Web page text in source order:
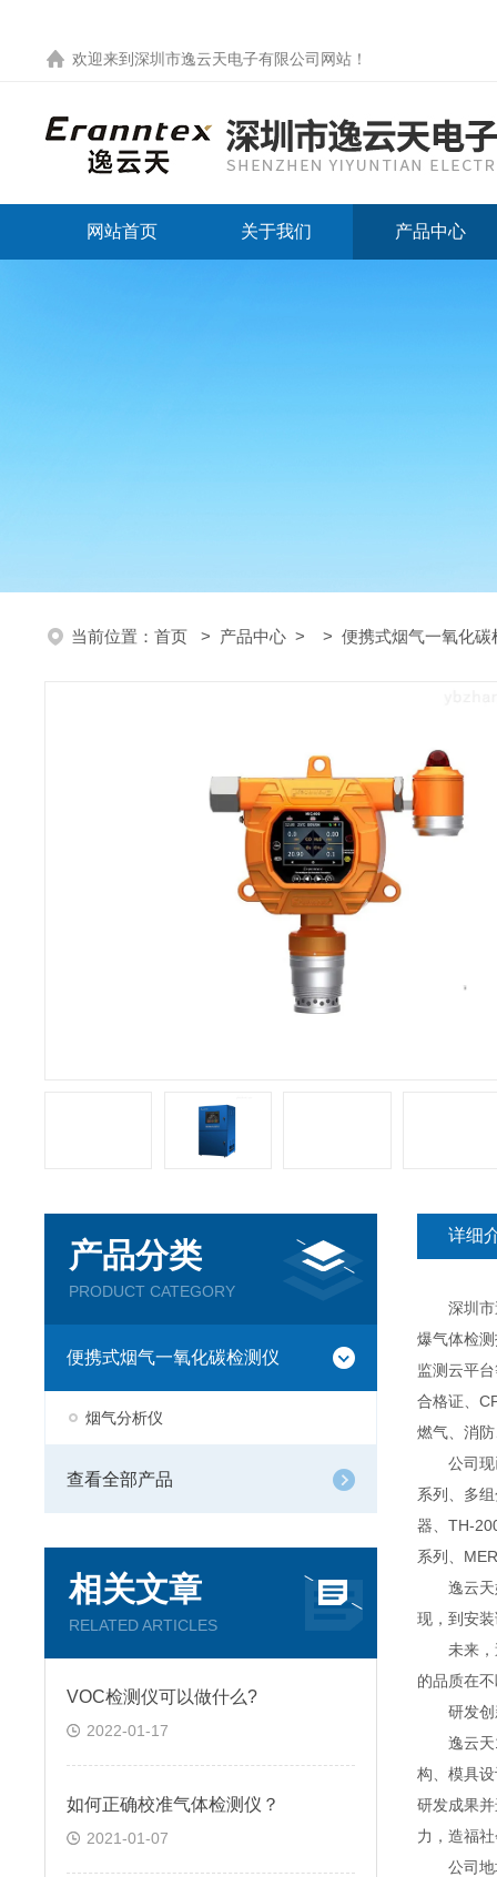
欢迎来到 深圳市逸云天电子有限公司网站 ！
网站首页 关于我们 产品中心
当前位置： 首页 > 产品中心 > > 便携式烟气一氧化碳
产品分类
PRODUCT CATEGORY
便携式烟气一氧化碳检测仪
烟气分析仪
查看全部产品
相关文章
RELATED ARTICLES
VOC检测仪可以做什么?
2022-01-17
如何正确校准气体检测仪？
2021-01-07
详细
深圳市逸
爆气体检
监测云平
合格证、
燃气、消
公司现已
系列、多
器、TH-
系列、
逸云天始
现，到安
未来，逸
的品质在
研发创
逸云天13
构、模具
研发成果
力，造福
公司地址